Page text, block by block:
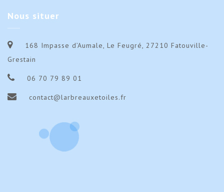
Nous situer
168 Impasse d’Aumale, Le Feugré, 27210 Fatouville-
Grestain
06 70 79 89 01
contact@larbreauxetoiles.fr